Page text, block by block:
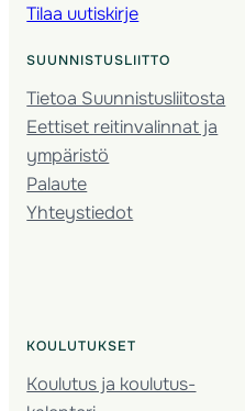
Tilaa uutiskirje
SUUNNISTUSLIITTO
Tietoa Suunnistusliitosta
Eettiset reitinvalinnat ja
ympäristö
Palaute
Yhteystiedot
KOULUTUKSET
Koulutus ja koulutus­